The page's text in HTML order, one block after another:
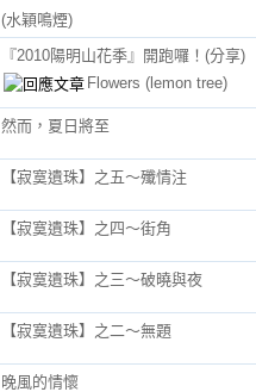
(水穎鳴煙)
『2010陽明山花季』開跑囉！(分享)
Flowers (lemon tree)
然而，夏日將至
【寂寞遺珠】之五～殲情注
【寂寞遺珠】之四～街角
【寂寞遺珠】之三～破曉與夜
【寂寞遺珠】之二～無題
晚風的情懷